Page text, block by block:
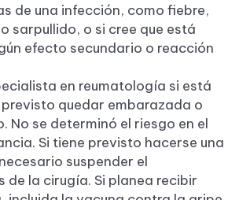
de una infección, como fiebre,
sarpullido, o si cree que está
efecto secundario o reacción
en reumatología si está
quedar embarazada o
No se determinó el riesgo en el
Si tiene previsto hacerse una
suspender el
de la cirugía. Si planea recibir